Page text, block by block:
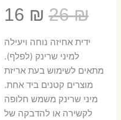
26₪
המחיר
המקורי
היה:
26 ₪.
16 ₪
ידית אחיזה נוחה ויעילה
למיני שרינק (לפלף).
מתאים לשימוש בעת אריזת
מוצרים קטנים ביד אחת.
​מיני שרינק משמש חלופה
לקשירה או להדבקה של